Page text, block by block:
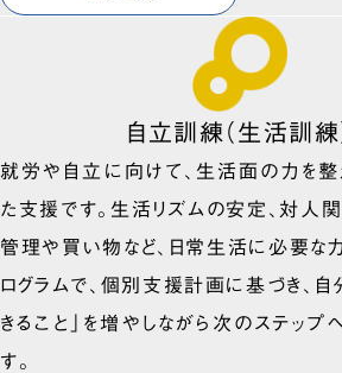
自立訓練（生活訓練
就労や自立に向けて、生活面の力を
た支援です。生活リズムの安定、対人
管理や買い物など、日常生活に必要な
ログラムで、個別支援計画に基づき、自
きること」を増やしながら次のステップ
す。